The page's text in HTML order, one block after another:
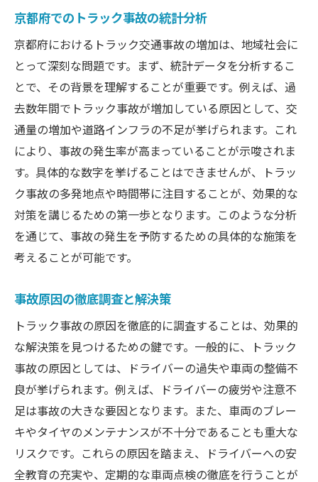
京都府でのトラック事故の統計分析
京都府におけるトラック交通事故の増加は、地域社会に
とって深刻な問題です。まず、統計データを分析するこ
とで、その背景を理解することが重要です。例えば、過
去数年間でトラック事故が増加している原因として、交
通量の増加や道路インフラの不足が挙げられます。これ
により、事故の発生率が高まっていることが示唆されま
す。具体的な数字を挙げることはできませんが、トラッ
ク事故の多発地点や時間帯に注目することが、効果的な
対策を講じるための第一歩となります。このような分析
を通じて、事故の発生を予防するための具体的な施策を
考えることが可能です。
事故原因の徹底調査と解決策
トラック事故の原因を徹底的に調査することは、効果的
な解決策を見つけるための鍵です。一般的に、トラック
事故の原因としては、ドライバーの過失や車両の整備不
良が挙げられます。例えば、ドライバーの疲労や注意不
足は事故の大きな要因となります。また、車両のブレー
キやタイヤのメンテナンスが不十分であることも重大な
リスクです。これらの原因を踏まえ、ドライバーへの安
全教育の充実や、定期的な車両点検の徹底を行うことが